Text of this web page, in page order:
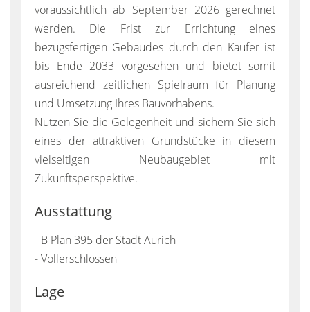
voraussichtlich ab September 2026 gerechnet
werden. Die Frist zur Errichtung eines
bezugsfertigen Gebäudes durch den Käufer ist
bis Ende 2033 vorgesehen und bietet somit
ausreichend zeitlichen Spielraum für Planung
und Umsetzung Ihres Bauvorhabens.
Nutzen Sie die Gelegenheit und sichern Sie sich
eines der attraktiven Grundstücke in diesem
vielseitigen Neubaugebiet mit
Zukunftsperspektive.
Ausstattung
- B Plan 395 der Stadt Aurich
- Vollerschlossen
Lage